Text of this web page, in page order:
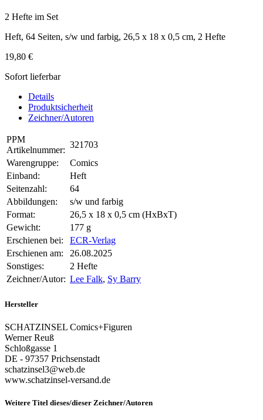
2 Hefte im Set
Heft, 64 Seiten, s/w und farbig, 26,5 x 18 x 0,5 cm, 2 Hefte
19,80 €
Sofort lieferbar
Details
Produktsicherheit
Zeichner/Autoren
PPM
Artikelnummer:
321703
Warengruppe:
Comics
Einband:
Heft
Seitenzahl:
64
Abbildungen:
s/w und farbig
Format:
26,5 x 18 x 0,5 cm (HxBxT)
Gewicht:
177 g
Erschienen bei:
ECR-Verlag
Erschienen am:
26.08.2025
Sonstiges:
2 Hefte
Zeichner/Autor: Lee Falk, Sy Barry
Hersteller
SCHATZINSEL Comics+Figuren
Werner Reuß
Schloßgasse 1
DE - 97357 Prichsenstadt
schatzinsel3@web.de
www.schatzinsel-versand.de
Weitere Titel dieses/dieser Zeichner/Autoren